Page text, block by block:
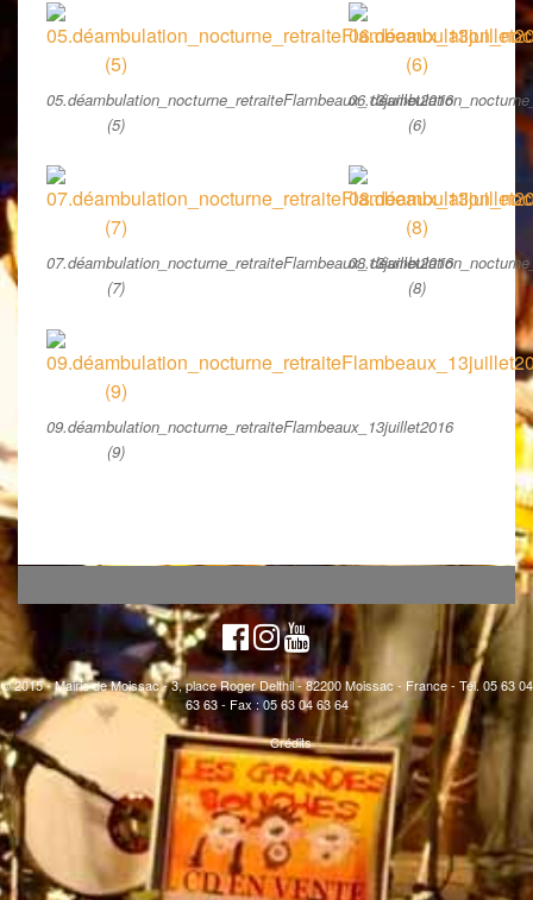
05.déambulation_nocturne_retraiteFlambeaux_13juillet2016
(5)
(6)
07.déambulation_nocturne_retraiteFlambeaux_13juillet2016
(7)
(8)
09.déambulation_nocturne_retraiteFlambeaux_13juillet2016
(9)
© 2015 - Mairie de Moissac - 3, place Roger Delthil - 82200 Moissac - France - Tél. 05 63 04
63 63 - Fax : 05 63 04 63 64
Crédits